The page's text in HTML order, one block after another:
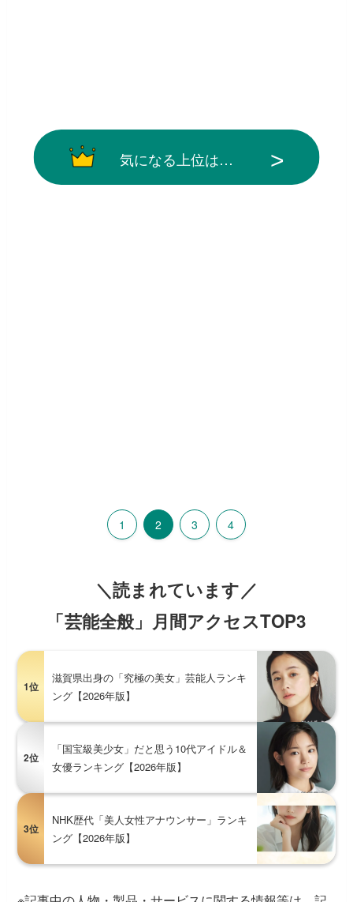
気になる上位は…
1 2 3 4
＼読まれています／
「芸能全般」月間アクセスTOP3
1位
滋賀県出身の「究極の美女」芸能人ランキ
ング【2026年版】
2位
「国宝級美少女」だと思う10代アイドル＆
女優ランキング【2026年版】
3位
NHK歴代「美人女性アナウンサー」ランキ
ング【2026年版】